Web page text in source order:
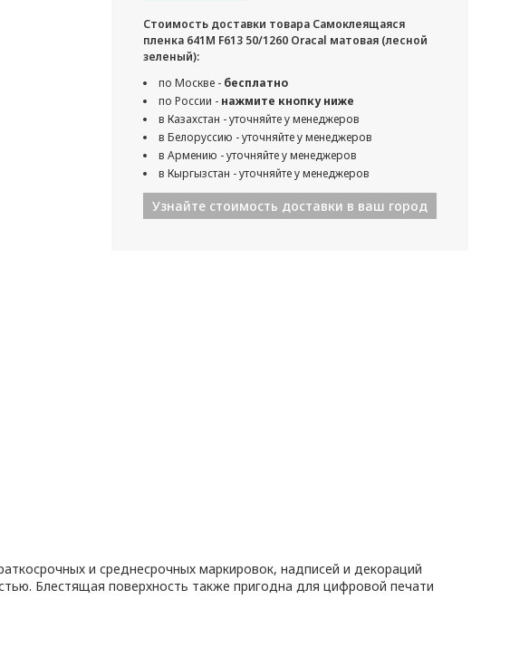
Стоимость доставки товара Самоклеящаяся
пленка 641M F613 50/1260 Oracal матовая (лесной
зеленый):
по Москве - бесплатно
по России - нажмите кнопку ниже
в Казахстан - уточняйте у менеджеров
в Белоруссию - уточняйте у менеджеров
в Армению - уточняйте у менеджеров
в Кыргызстан - уточняйте у менеджеров
Узнайте стоимость доставки в ваш город
и среднесрочных маркировок, надписей и декораций
Блестящая поверхность также пригодна для цифровой печати